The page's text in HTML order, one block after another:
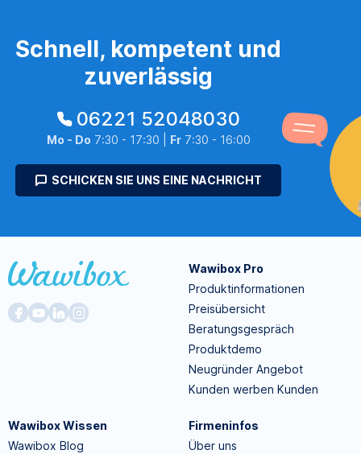
Schnell, kompetent und
zuverlässig
06221 52048030
Mo - Do 7:30 - 17:30 | Fr7:30 - 16:00
SCHICKEN SIE UNS EINE NACHRICHT
Wawibox Pro
Produktinformationen
Preisübersicht
Beratungsgespräch
Produktdemo
Neugründer Angebot
Kunden werben Kunden
Wawibox Wissen
Wawibox Blog
Firmeninfos
Über uns